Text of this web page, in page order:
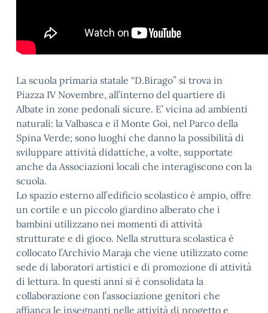
La scuola primaria statale “D.Birago” si trova in
Piazza IV Novembre, all’interno del quartiere di
Albate in zone pedonali sicure. E’ vicina ad ambienti
naturali: la Valbasca e il Monte Goi, nel Parco della
Spina Verde; sono luoghi che danno la possibilità di
sviluppare attività didattiche, a volte, supportate
anche da Associazioni locali che interagiscono con la
scuola.
Lo spazio esterno all’edificio scolastico è ampio, offre
un cortile e un piccolo giardino alberato che i
bambini utilizzano nei momenti di attività
strutturate e di gioco. Nella struttura scolastica è
collocato l’Archivio Maraja che viene utilizzato come
sede di laboratori artistici e di promozione di attività
di lettura. In questi anni si è consolidata la
collaborazione con l’associazione genitori che
affianca le insegnanti nelle attività di progetto e